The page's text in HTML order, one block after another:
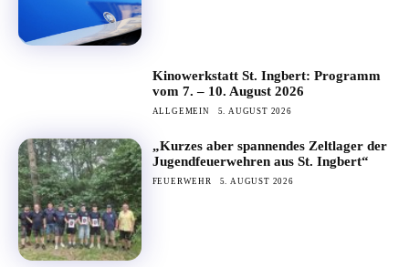
Kinowerkstatt St. Ingbert: Programm
vom 7. – 10. August 2026
ALLGEMEIN 5. AUGUST 2026
„Kurzes aber spannendes Zeltlager der
Jugendfeuerwehren aus St. Ingbert“
FEUERWEHR 5. AUGUST 2026